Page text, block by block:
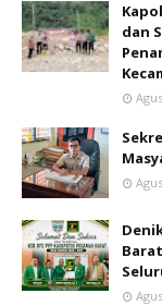
dan